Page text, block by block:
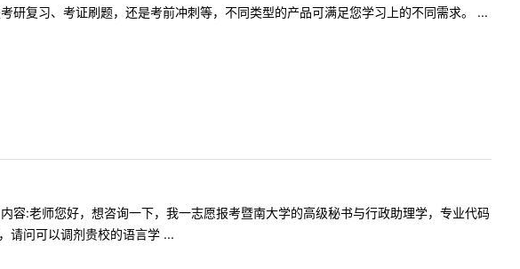
研复习、考证刷题，还是考前冲刺等，不同类型的产品可满足您学习上的不同需求。 ...
:老师您好，想咨询一下，我一志愿报考暨南大学的高级秘书与行政助理学，专业代码
请问可以调剂贵校的语言学 ...